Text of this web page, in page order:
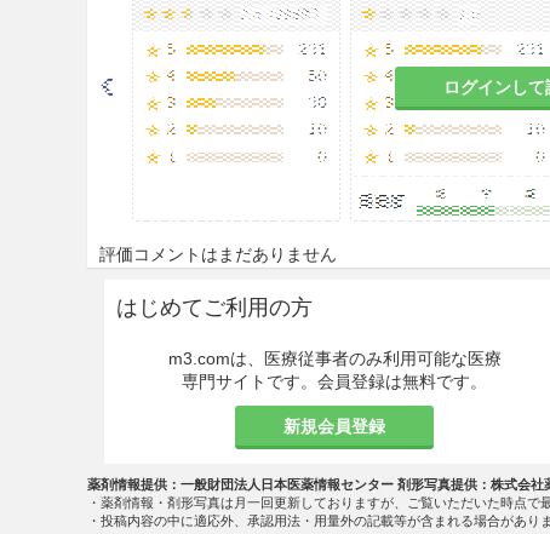
与し、それ以降、1回25mgを1
注意事項
重要な基本的注意
本剤投与前には必ず肝機能の検
に観察するとともに、投与開始
定期的に肝機能検査を行うこと
発現率が高かったことから、異
状を十分に観察するとともに、
1回など定期的に血液、腎機能等
異常が認められた場合は、投与
こと。なお、赤血球減少、白血
は、必要に応じ本剤の投与を中
間質性肺炎があらわれることが
ログインし
評価コメントはまだありません
はじめてご利用の方
m3.comは、医療従事者のみ利用可能な医療
専門サイトです。会員登録は無料です。
新規会員登録
薬剤情報提供：一般財団法人日本医薬情報センター 剤形写真提供：株式会社
・薬剤情報・剤形写真は月一回更新しておりますが、ご覧いただいた時点
・投稿内容の中に適応外、承認用法・用量外の記載等が含まれる場合があり